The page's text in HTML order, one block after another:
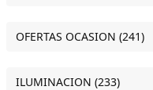
OFERTAS OCASION (241)
ILUMINACION (233)